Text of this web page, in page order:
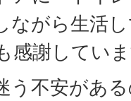
ながら生活
感謝してい
う不安があ